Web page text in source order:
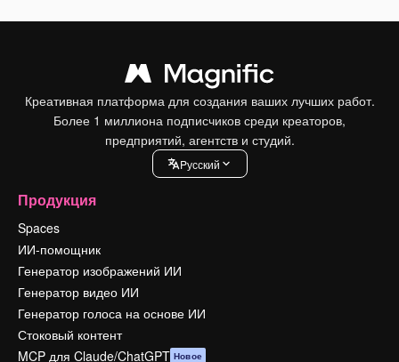
Креативная платформа для создания ваших лучших работ.
Более 1 миллиона подписчиков среди креаторов,
предприятий, агентств и студий.
Pусский
Продукция
Spaces
ИИ-помощник
Генератор изображений ИИ
Генератор видео ИИ
Генератор голоса на основе ИИ
Стоковый контент
MCP для Claude/ChatGPT Новое